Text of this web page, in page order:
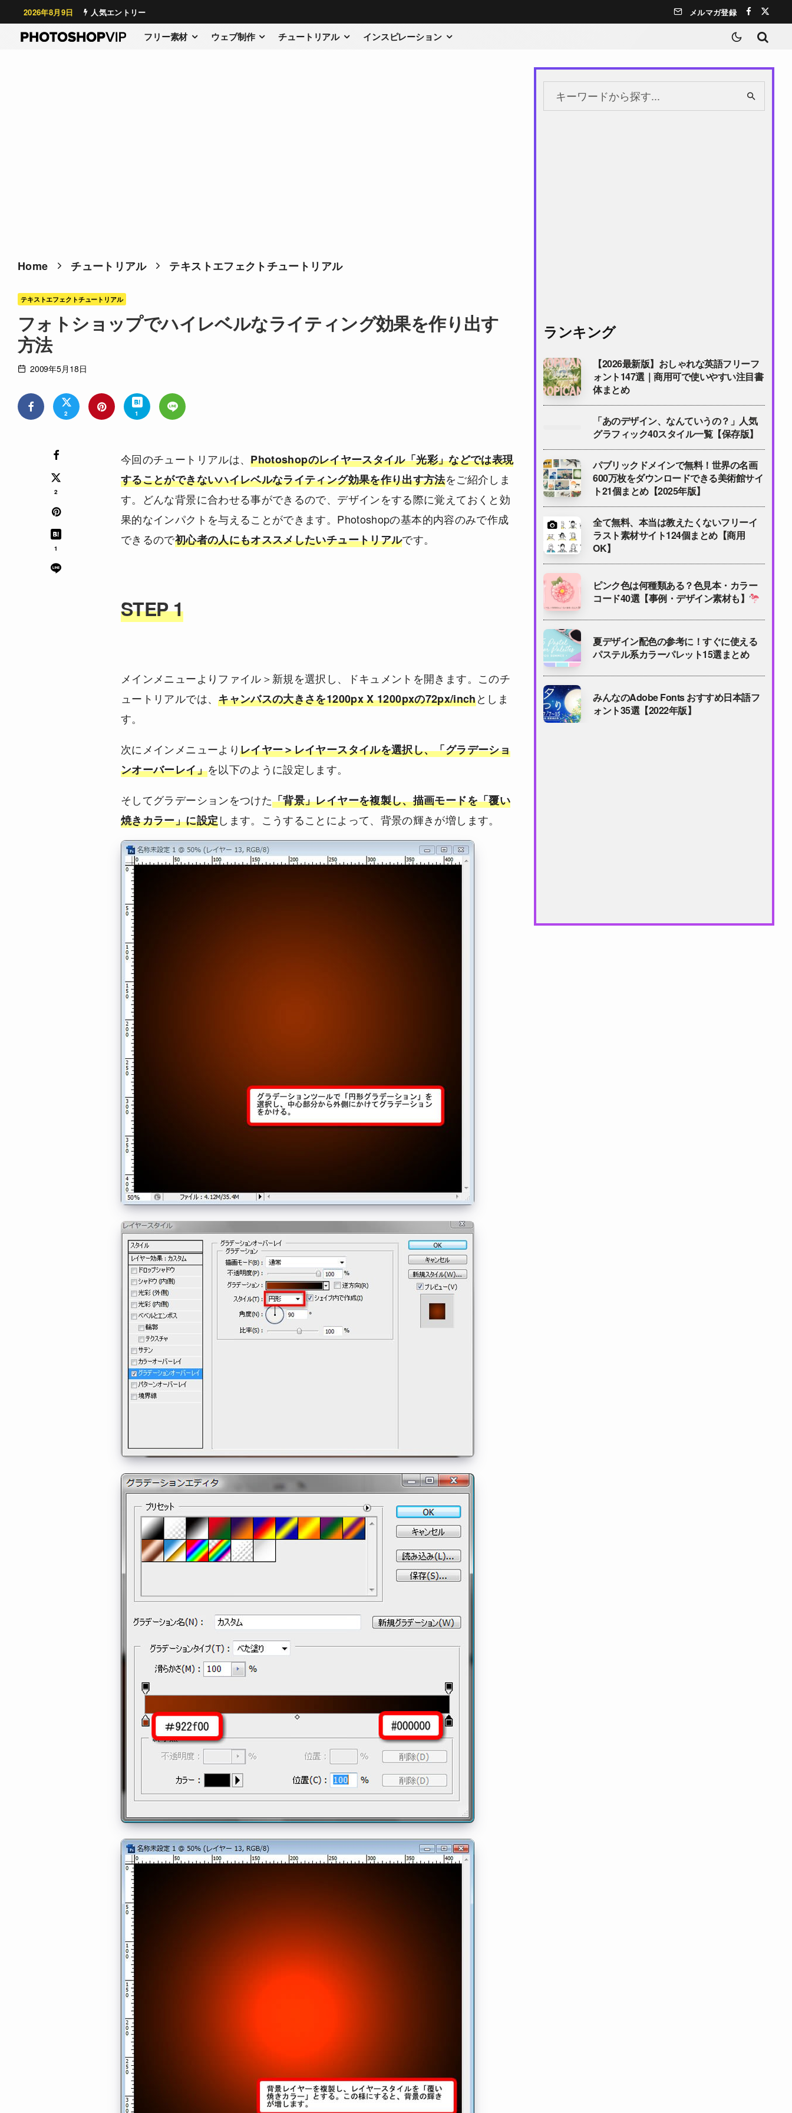
2026年8月9日 人気エントリー メルマガ登録
フリー素材 ウェブ制作 チュートリアル インスピレーション
Home チュートリアル テキストエフェクトチュートリアル
テキストエフェクトチュートリアル
フォトショップでハイレベルなライティング効果を作り出す
方法
2009年5月18日
2 1
2
1
今回のチュートリアルは、Photoshopのレイヤースタイル「光彩」などでは表現
することができないハイレベルなライティング効果を作り出す方法をご紹介しま
す。どんな背景に合わせる事ができるので、デザインをする際に覚えておくと効
果的なインパクトを与えることができます。Photoshopの基本的内容のみで作成
できるので初心者の人にもオススメしたいチュートリアルです。
STEP 1
メインメニューよりファイル＞新規を選択し、ドキュメントを開きます。このチ
ュートリアルでは、キャンバスの大きさを1200px X 1200pxの72px/inchとしま
す。
次にメインメニューよりレイヤー＞レイヤースタイルを選択し、「グラデーショ
ンオーバーレイ」を以下のように設定します。
そしてグラデーションをつけた「背景」レイヤーを複製し、描画モードを「覆い
焼きカラー」に設定します。こうすることによって、背景の輝きが増します。
ランキング
【2026最新版】おしゃれな英語フリーフ
ォント147選｜商用可で使いやすい注目書
体まとめ
「あのデザイン、なんていうの？」人気
グラフィック40スタイル一覧【保存版】
パブリックドメインで無料！世界の名画
600万枚をダウンロードできる美術館サイ
ト21個まとめ【2025年版】
全て無料、本当は教えたくないフリーイ
ラスト素材サイト124個まとめ【商用
OK】
ピンク色は何種類ある？色見本・カラー
コード40選【事例・デザイン素材も】
夏デザイン配色の参考に！すぐに使える
パステル系カラーパレット15選まとめ
みんなのAdobe Fonts おすすめ日本語フ
ォント35選【2022年版】